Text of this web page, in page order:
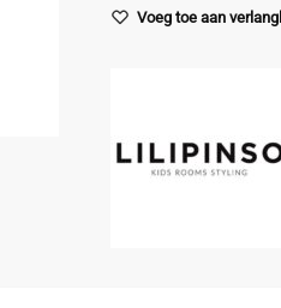
Voeg toe aan